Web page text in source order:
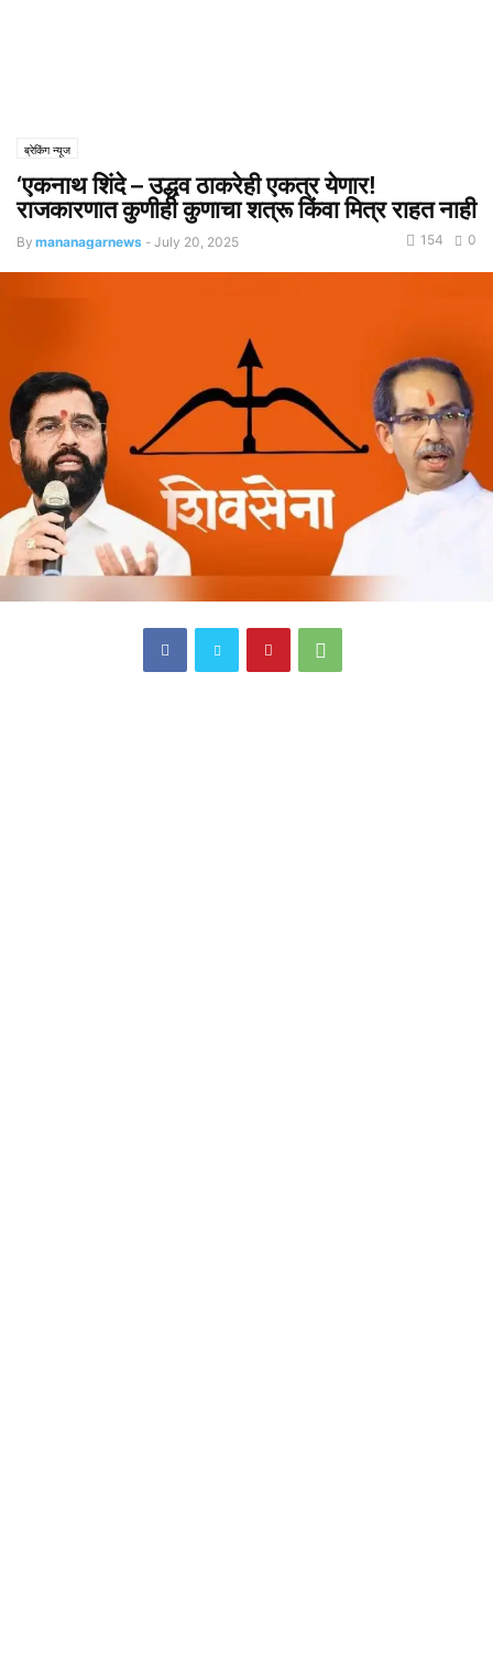
ब्रेकिंग न्यूज
‘एकनाथ शिंदे – उद्धव ठाकरेही एकत्र येणार!
राजकारणात कुणीही कुणाचा शत्रू किंवा मित्र राहत नाही
By mananagarnews - July 20, 2025 0
154